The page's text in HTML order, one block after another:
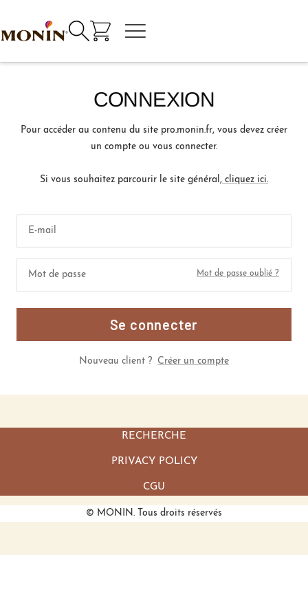
contenu
Monin
Navigation
CONNEXION
Pour accéder au contenu du site pro.monin.fr, vous devez créer
un compte ou vous connecter.
Si vous souhaitez parcourir le site général, cliquez ici.
E-mail
Mot de passe Mot de passe oublié ?
Se connecter
Nouveau client ? Créer un compte
RECHERCHE
PRIVACY POLICY
CGU
© MONIN. Tous droits réservés